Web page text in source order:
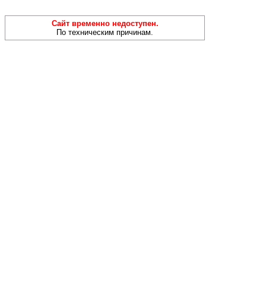
Сайт временно недоступен.
По техническим причинам.